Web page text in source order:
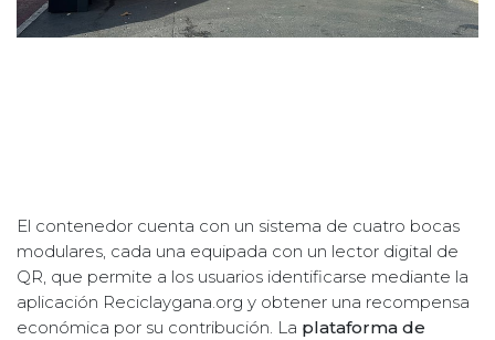
El contenedor cuenta con un sistema de cuatro bocas
modulares, cada una equipada con un lector digital de
QR, que permite a los usuarios identificarse mediante la
aplicación Reciclaygana.org y obtener una recompensa
económica por su contribución. La plataforma de